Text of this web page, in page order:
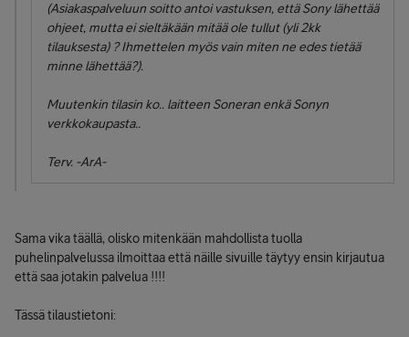
(Asiakaspalveluun soitto antoi vastuksen, että Sony lähettää
ohjeet, mutta ei sieltäkään mitää ole tullut (yli 2kk
tilauksesta) ? Ihmettelen myös vain miten ne edes tietää
minne lähettää?).
Muutenkin tilasin ko.. laitteen Soneran enkä Sonyn
verkkokaupasta..
Terv. -ArA-
Sama vika täällä, olisko mitenkään mahdollista tuolla
puhelinpalvelussa ilmoittaa että näille sivuille täytyy ensin kirjautua
että saa jotakin palvelua !!!!
Tässä tilaustietoni: